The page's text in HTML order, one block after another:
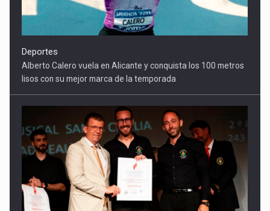
Deportes
Alberto Calero vuela en Alicante y conquista los 100 metros
Cultura